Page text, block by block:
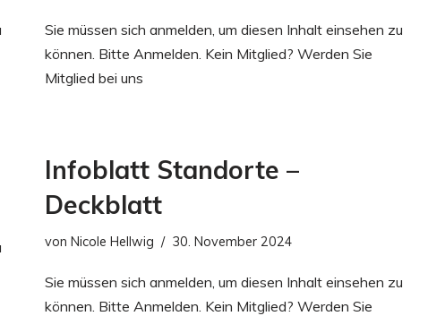
Sie müssen sich anmelden, um diesen Inhalt einsehen zu
können. Bitte Anmelden. Kein Mitglied? Werden Sie
Mitglied bei uns
Infoblatt Standorte –
Deckblatt
von Nicole Hellwig 30. November 2024
Sie müssen sich anmelden, um diesen Inhalt einsehen zu
können. Bitte Anmelden. Kein Mitglied? Werden Sie